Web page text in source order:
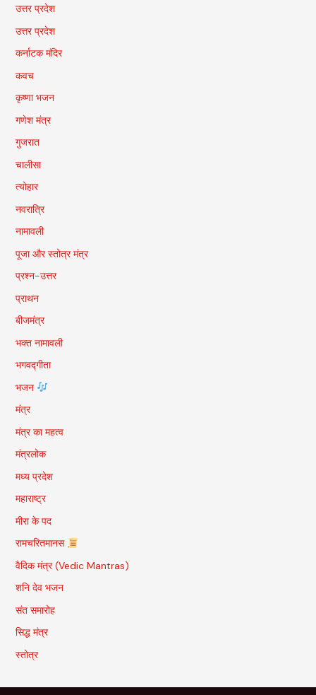
उत्तर प्रदेश
उत्तर प्रदेश
कर्नाटक मंदिर
कवच
कृष्णा भजन
गणेश मंत्र
गुजरात
चालीसा
त्योहार
नवरात्रि
नामावली
पूजा और स्तोत्र मंत्र
प्रश्न-उत्तर
प्राथन
बीजमंत्र
भक्त नामावली
भगवद्गीता
भजन
मंत्र
मंत्र का महत्व
मंत्रलोक
मध्य प्रदेश
महाराष्ट्र
मीरा के पद
रामचरितमानस
वैदिक मंत्र (Vedic Mantras)
शनि देव भजन
संत समारोह
सिद्ध मंत्र
स्तोत्र